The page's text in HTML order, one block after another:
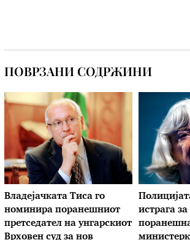
ПОВРЗАНИ СОДРЖИНИ
Владејачката Тиса го
номинира поранешниот
претседател на унгарскиот
Врховен суд за нов
истрага